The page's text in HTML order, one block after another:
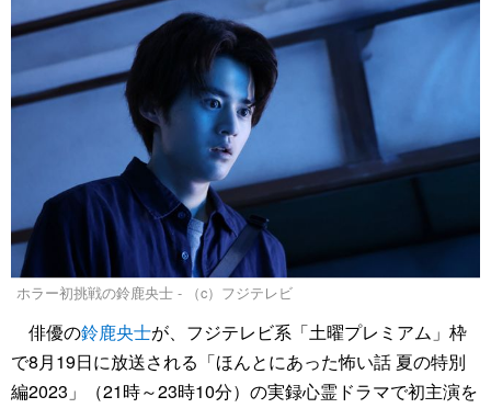
ホラー初挑戦の鈴鹿央士 - （c）フジテレビ
俳優の鈴鹿央士が、フジテレビ系「土曜プレミアム」枠
で8月19日に放送される「ほんとにあった怖い話 夏の特別
編2023」（21時～23時10分）の実録心霊ドラマで初主演を